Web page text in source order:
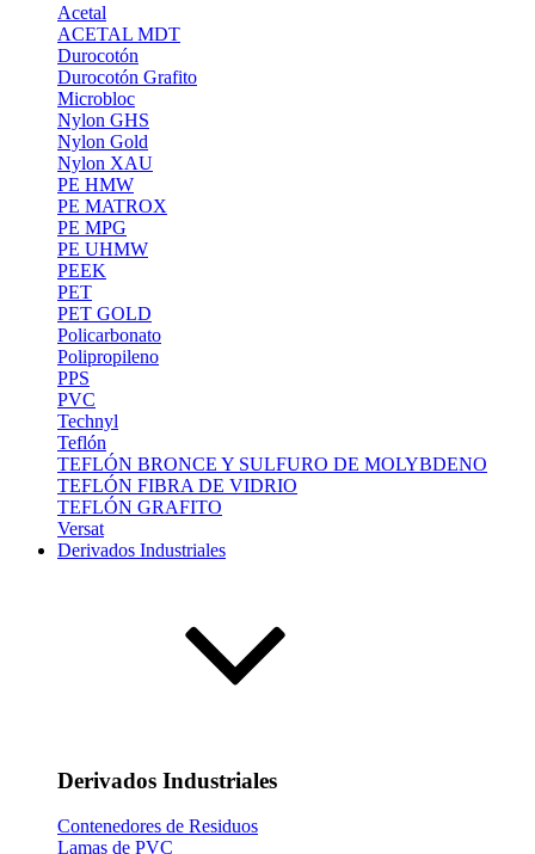
Acetal
ACETAL MDT
Durocotón
Durocotón Grafito
Microbloc
Nylon GHS
Nylon Gold
Nylon XAU
PE HMW
PE MATROX
PE MPG
PE UHMW
PEEK
PET
PET GOLD
Policarbonato
Polipropileno
PPS
PVC
Technyl
Teflón
TEFLÓN BRONCE Y SULFURO DE MOLYBDENO
TEFLÓN FIBRA DE VIDRIO
TEFLÓN GRAFITO
Versat
Derivados Industriales
Derivados Industriales
Contenedores de Residuos
Lamas de PVC